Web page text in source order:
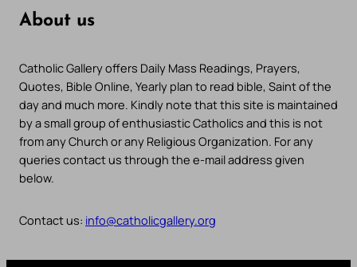
About us
Catholic Gallery offers Daily Mass Readings, Prayers,
Quotes, Bible Online, Yearly plan to read bible, Saint of the
day and much more. Kindly note that this site is maintained
by a small group of enthusiastic Catholics and this is not
from any Church or any Religious Organization. For any
queries contact us through the e-mail address given
below.
Contact us: info@catholicgallery.org